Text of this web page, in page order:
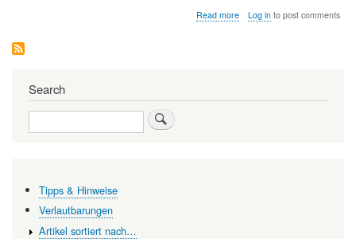
Read moreabout
der
Log into post comments
Search
Search
Tipps & Hinweise
Verlautbarungen
Artikel sortiert nach…